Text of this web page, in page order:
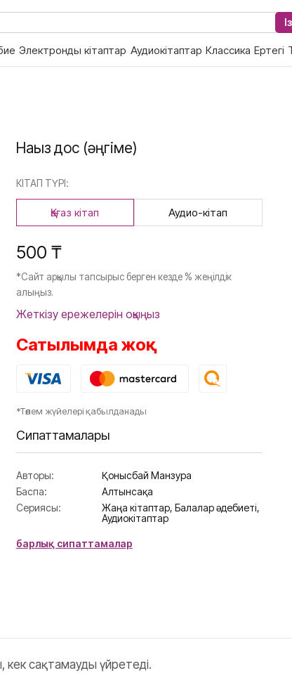
Электронды кітаптар Аудиокітаптар Классика Ертегі
Нағыз дос (әңгіме)
КІТАП ТҮРІ:
Қағаз кітап Аудио-кітап
500 ₸
*Сайт арқылы тапсырыс берген кезде % жеңілдік
алыңыз.
Жеткізу ережелерін оқыңыз
Сатылымда жоқ
*Төлем жүйелері қабылданады
Сипаттамалары
Авторы:
Қонысбай Манзура
Баспа:
Алтынсақа
Сериясы:
Жаңа кітаптар, Балалар әдебиеті,
Аудиокітаптар
барлық сипаттамалар
кек сақтамауды үйретеді.